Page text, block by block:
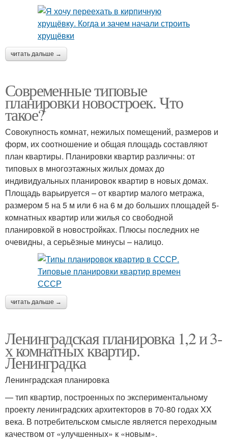
читать дальше →
Современные типовые
планировки новостроек. Что
такое?
Совокупность комнат, нежилых помещений, размеров и
форм, их соотношение и общая площадь составляют
план квартиры. Планировки квартир различны: от
типовых в многоэтажных жилых домах до
индивидуальных планировок квартир в новых домах.
Площадь варьируется – от квартир малого метража,
размером 5 на 5 м или 6 на 6 м до больших площадей 5-
комнатных квартир или жилья со свободной
планировкой в новостройках. Плюсы последних не
очевидны, а серьёзные минусы – налицо.
читать дальше →
Ленинградская планировка 1,2 и 3-
х комнатных квартир.
Ленинградка
Ленинградская планировка
— тип квартир, построенных по экспериментальному
проекту ленинградских архитекторов в 70-80 годах XX
века. В потребительском смысле является переходным
качеством от «улучшенных» к «новым».